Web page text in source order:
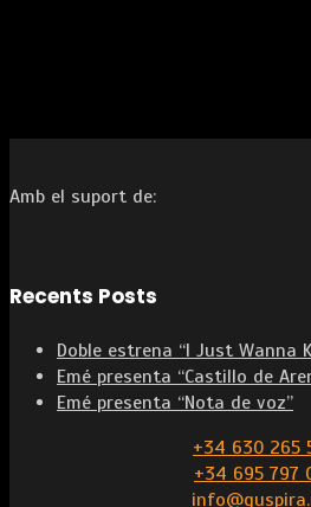
Amb el suport de:
Recents Posts
Doble estrena “I Just Wanna
Emé presenta “Castillo de
Emé presenta “Nota de voz”
+34 630 265
+34 695 797